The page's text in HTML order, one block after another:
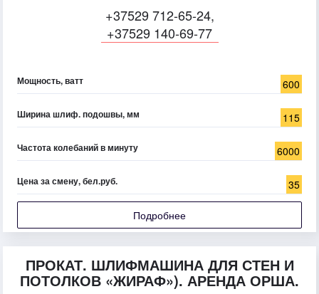
+37529 712-65-24,
+37529 140-69-77
Мощность, ватт 600
Ширина шлиф. подошвы, мм 115
Частота колебаний в минуту 6000
Цена за смену, бел.руб. 35
Подробнее
ПРОКАТ. ШЛИФМАШИНА ДЛЯ СТЕН И
ПОТОЛКОВ «ЖИРАФ»). АРЕНДА ОРША.